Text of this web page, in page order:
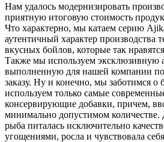
Нам удалось модернизировать
приятную итоговую стоимость
Что характерно, мы катаем серию
аутентичный характер производства
вкусных бойлов, которые так
Также мы используем эксклюзивную
выполненную для нашей компании
заказу. Ну и конечно, мы заботимся о
используем только самые
консервирующие добавки, причем,
минимально допустимом
рыба питалась исключительно
угощениями, росла и чувствовала